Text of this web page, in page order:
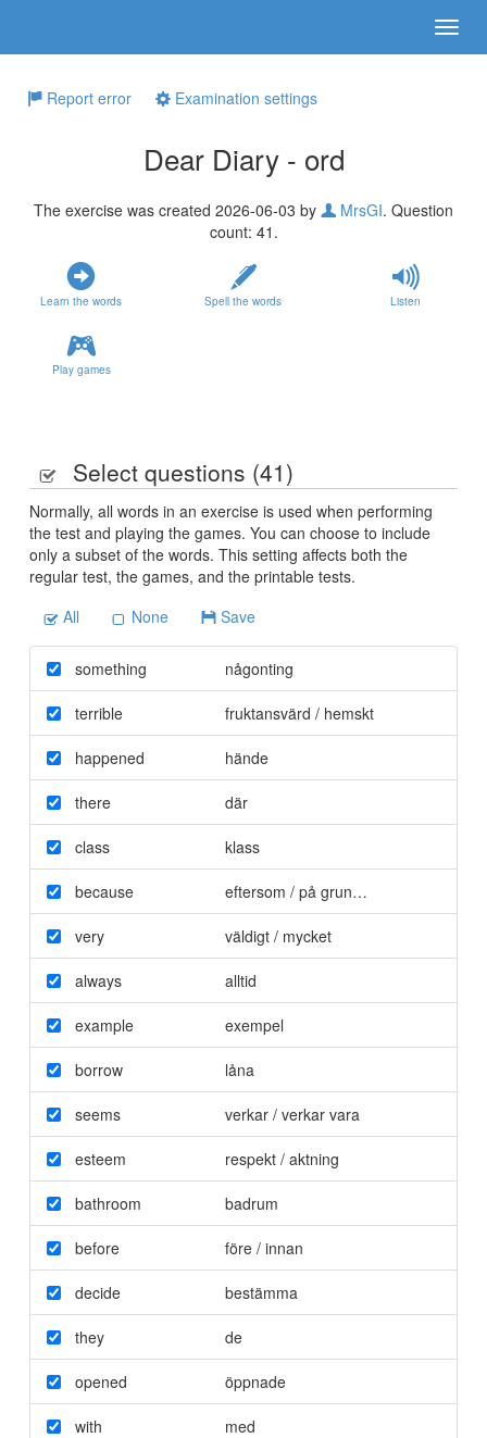
Report error Examination settings
Dear Diary - ord
The exercise was created 2026-06-03 by MrsGI. Question
count: 41.
Learn the words Spell the words Listen
Play games
Select questions (41)
Normally, all words in an exercise is used when performing
the test and playing the games. You can choose to include
only a subset of the words. This setting affects both the
regular test, the games, and the printable tests.
All
None Save
something någonting
terrible fruktansvärd / hemskt
happened hände
there där
class klass
because eftersom / på grund av
very väldigt / mycket
always alltid
example exempel
borrow låna
seems verkar / verkar vara
esteem respekt / aktning
bathroom badrum
before före / innan
decide bestämma
they de
opened öppnade
with med